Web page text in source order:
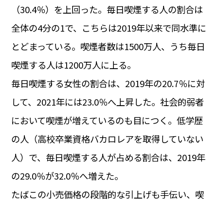
グルメ
LIFE STYLE
BUSINESS
ビジネス・キャリア
INFOS PRATIQUES
TAG
タグ
#パリ
#お土産 #トリビア
#データで読み解くフランス
#フランス郵便情報
#フランス交通機関
#求人
#フランスの教育制度
#アプリ
#いざという時に
#カルカッソンヌ Carcassonne
#フランス生活
#ビューティー
#アルザス地方
#フランスの地方 #フロマージュ
#おでかけ
1€＝182.16円
お問い合わせ
広告掲載
運営会社
サイトポリシー
（30.4％）を上回った。毎日喫煙する人の割合は
全体の4分の1で、こちらは2019年以来で同水準に
とどまっている。喫煙者数は1500万人、うち毎日
喫煙する人は1200万人に上る。
毎日喫煙する女性の割合は、2019年の20.7％に対
して、2021年には23.0％へ上昇した。社会的弱者
において喫煙が増えているのも目につく。低学歴
の人（高校卒業資格バカロレアを取得していない
人）で、毎日喫煙する人が占める割合は、2019年
の29.0％が32.0％へ増えた。
たばこの小売価格の段階的な引上げも手伝い、喫